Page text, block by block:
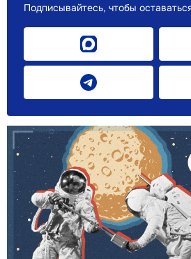
Подписывайтесь, чтобы